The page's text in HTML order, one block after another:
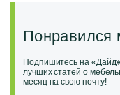
Понравился
Подпишитесь на
лучших статей о
месяц на свою почту!